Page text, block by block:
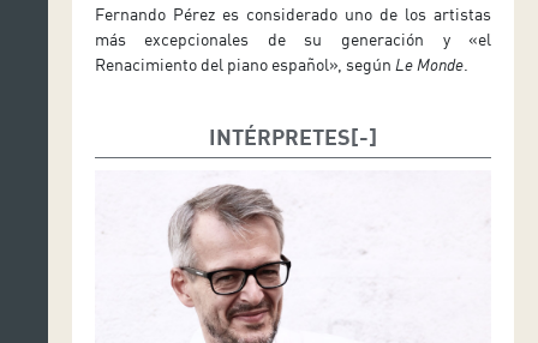
Fernando Pérez es considerado uno de los artistas
más excepcionales de su generación y «el
Renacimiento del piano español», según Le Monde.
INTÉRPRETES